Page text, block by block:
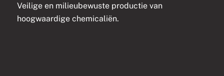
Veilige en milieubewuste productie van
hoogwaardige chemicaliën.